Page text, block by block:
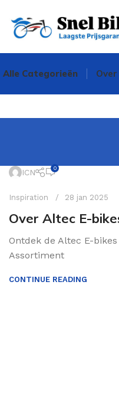
Alle Categorieën Over
ICN 0
Inspiration 28 jan 2025
Over Altec E-
Ontdek de Altec E-
Assortiment
CONTINUE READING